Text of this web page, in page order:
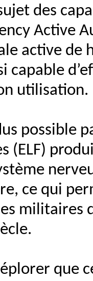
des
Active
active de
capable
utilisation.
possible
(ELF)
ce qui
militaires
que